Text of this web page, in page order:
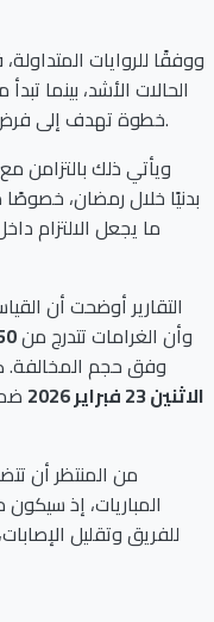
ووفقًا للروايات
الحالات الأشد، بينما
خطوة تهدف إلى فرض الانضباط دون استثناءات داخل المعسكر.
ويأتي ذلك بالتزامن
بدنيًا خلال رمضان،
ما يجعل الالتزام
التقارير أوضحت أن
وأن الغرامات تتدرج من50
وفق حجم المخالفة.
الاثنين 23 فبراير 2026
من المنتظر أن
المباريات، إذ
للفريق وتقليل